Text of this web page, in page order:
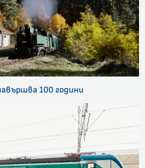
100 години